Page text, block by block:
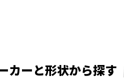
カーと形状から探す